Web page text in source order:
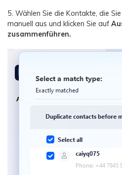
5. Wählen Sie die Kontakte, die
manuell aus und klicken Sie auf
zusammenführen.